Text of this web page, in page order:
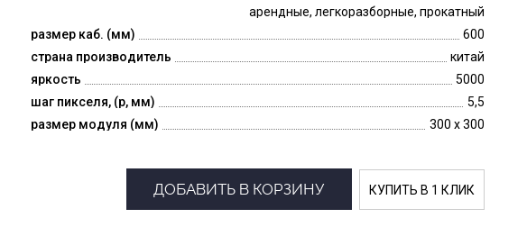
арендные, легкоразборные, прокатный
размер каб. (мм)
600
страна производитель
китай
яркость
5000
шаг пикселя, (p, мм)
5,5
размер модуля (мм)
300 x 300
ДОБАВИТЬ В КОРЗИНУ КУПИТЬ В 1 КЛИК